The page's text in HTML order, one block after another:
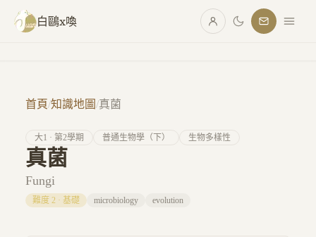
跳至主要內容
白鷗x喚
首頁/知識地圖/真菌
大1 · 第2學期 普通生物學（下） 生物多樣性
真菌
Fungi
難度 2 · 基礎 microbiology evolution